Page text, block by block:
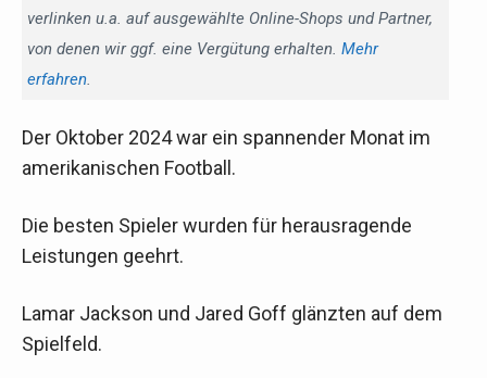
verlinken u.a. auf ausgewählte Online-Shops und Partner,
von denen wir ggf. eine Vergütung erhalten. Mehr
erfahren.
Der Oktober 2024 war ein spannender Monat im
amerikanischen Football.
Die besten Spieler wurden für herausragende
Leistungen geehrt.
Lamar Jackson und Jared Goff glänzten auf dem
Spielfeld.